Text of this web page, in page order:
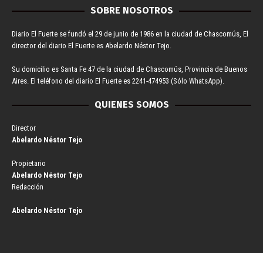
SOBRE NOSOTROS
Diario El Fuerte se fundó el 29 de junio de 1986 en la ciudad de Chascomús, El
director del diario El Fuerte es Abelardo Néstor Tejo.
Su domicilio es Santa Fe 47 de la ciudad de Chascomús, Provincia de Buenos
Aires. El teléfono del diario El Fuerte es 2241-474953 (Sólo WhatsApp).
QUIENES SOMOS
Director
Abelardo Néstor Tejo
Propietario
Abelardo Néstor Tejo
Redacción
Abelardo Néstor Tejo